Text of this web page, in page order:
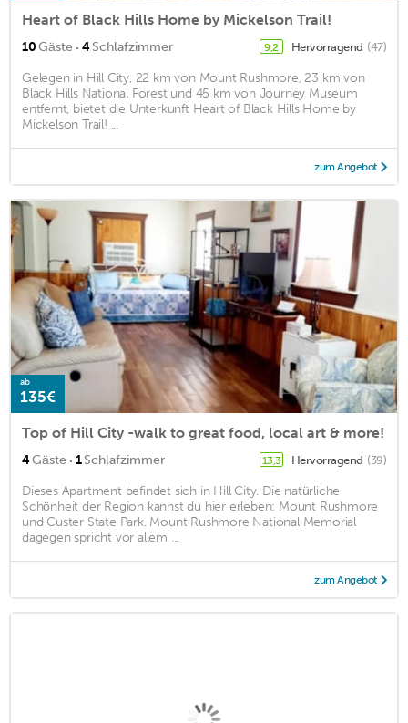
Heart of Black Hills Home by Mickelson Trail!
10Gäste · 4Schlafzimmer 9,2 Hervorragend (47)
Gelegen in Hill City, 22 km von Mount Rushmore, 23 km von
Black Hills National Forest und 45 km von Journey Museum
entfernt, bietet die Unterkunft Heart of Black Hills Home by
Mickelson Trail! ...
zum Angebot
ab
135€
Top of Hill City -walk to great food, local art & more!
4Gäste · 1Schlafzimmer 13,3 Hervorragend (39)
Dieses Apartment befindet sich in Hill City. Die natürliche
Schönheit der Region kannst du hier erleben: Mount Rushmore
und Custer State Park. Mount Rushmore National Memorial
dagegen spricht vor allem ...
zum Angebot